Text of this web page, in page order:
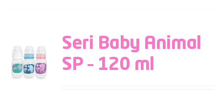
Seri Baby Animal
SP – 120 ml